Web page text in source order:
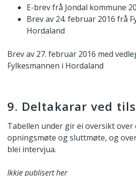
E-brev frå Jondal kommune
Brev av 24. februar 2016 frå
Hordaland
Brev av 27. februar 2016 med
Fylkesmannen i Hordaland
9. Deltakarar ved
Tabellen under gir ei oversikt over
opningsmøte og sluttmøte, og
blei intervjua.
Ikkje publisert her